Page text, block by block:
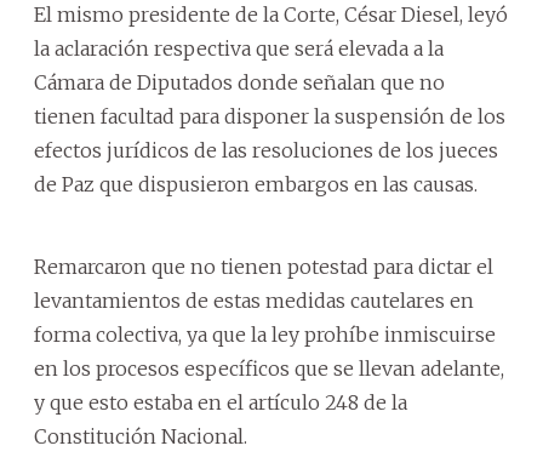
El mismo presidente de la Corte, César Diesel, leyó
la aclaración respectiva que será elevada a la
Cámara de Diputados donde señalan que no
tienen facultad para disponer la suspensión de los
efectos jurídicos de las resoluciones de los jueces
de Paz que dispusieron embargos en las causas.
Remarcaron que no tienen potestad para dictar el
levantamientos de estas medidas cautelares en
forma colectiva, ya que la ley prohíbe inmiscuirse
en los procesos específicos que se llevan adelante,
y que esto estaba en el artículo 248 de la
Constitución Nacional.